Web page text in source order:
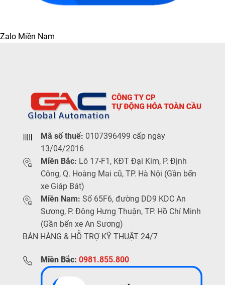
Zalo Miền Nam
Mã số thuế: 0107396499 cấp ngày
13/04/2016
Miền Bắc: Lô 17-F1, KĐT Đại Kim, P. Định
Công, Q. Hoàng Mai cũ, TP. Hà Nội (Gần bến
xe Giáp Bát)
Miền Nam: Số 65F6, đường DD9 KDC An
Sương, P. Đông Hưng Thuận, TP. Hồ Chí Minh
(Gần bến xe An Sương)
BÁN HÀNG & HỖ TRỢ KỸ THUẬT 24/7
Miền Bắc: 0981.855.800